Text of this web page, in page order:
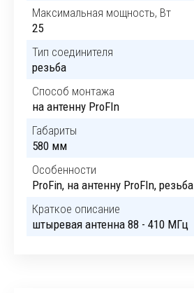
Максимальная мощность, Вт
25
Тип соединителя
резьба
Способ монтажа
на антенну ProFIn
Габариты
580 мм
Особенности
ProFin, на антенну ProFIn, резьба
Краткое описание
штыревая антенна 88 - 410 МГц